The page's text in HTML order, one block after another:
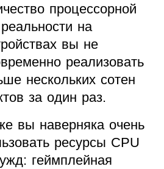
процессорной
на
вы не
реализовать
нескольких сотен
за один раз.
вы наверняка очень
ресурсы CPU
геймплейная